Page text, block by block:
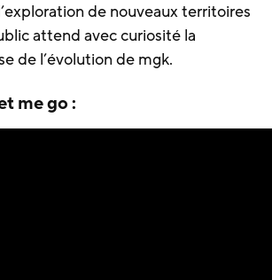
de nouveaux territoires
attend avec curiosité la
de l’évolution de mgk.
me go :